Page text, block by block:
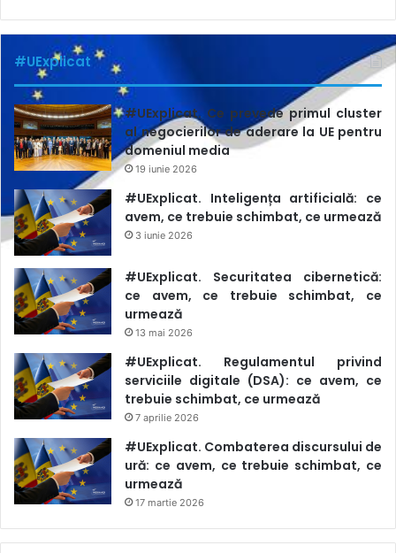
#UExplicat
#UExplicat. Ce prevede primul cluster
al negocierilor de aderare la UE pentru
domeniul media
19 iunie 2026
#UExplicat. Inteligența artificială: ce
avem, ce trebuie schimbat, ce urmează
3 iunie 2026
#UExplicat. Securitatea cibernetică:
ce avem, ce trebuie schimbat, ce
urmează
13 mai 2026
#UExplicat. Regulamentul privind
serviciile digitale (DSA): ce avem, ce
trebuie schimbat, ce urmează
7 aprilie 2026
#UExplicat. Combaterea discursului de
ură: ce avem, ce trebuie schimbat, ce
urmează
17 martie 2026